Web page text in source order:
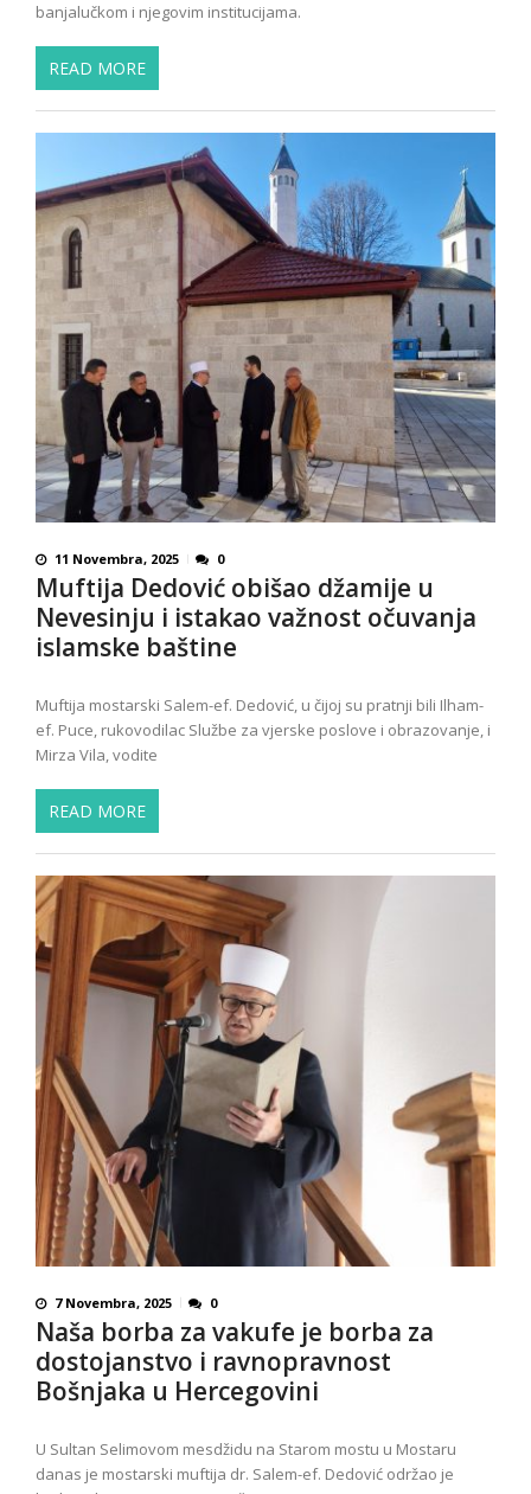
banjalučkom i njegovim institucijama.
READ MORE
11 Novembra, 2025 0
Muftija Dedović obišao džamije u
Nevesinju i istakao važnost očuvanja
islamske baštine
Muftija mostarski Salem-ef. Dedović, u čijoj su pratnji bili Ilham-
ef. Puce, rukovodilac Službe za vjerske poslove i obrazovanje, i
Mirza Vila, vodite
READ MORE
7 Novembra, 2025 0
Naša borba za vakufe je borba za
dostojanstvo i ravnopravnost
Bošnjaka u Hercegovini
U Sultan Selimovom mesdžidu na Starom mostu u Mostaru
danas je mostarski muftija dr. Salem-ef. Dedović održao je